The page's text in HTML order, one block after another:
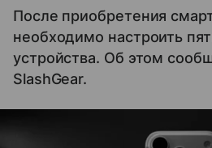
После приобретения
необходимо настроить
устройства. Об этом
SlashGear.